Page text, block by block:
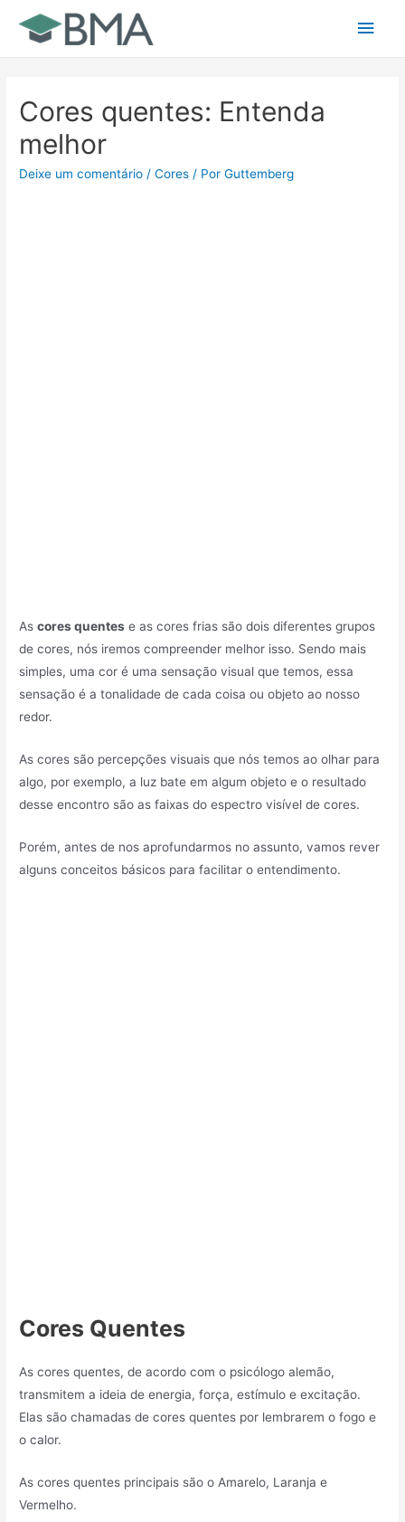
Cores quentes: Entenda
melhor
Deixe um comentário /Cores / PorGuttemberg
Ascores quentes e as cores frias são dois diferentes grupos
de cores, nós iremos compreender melhor isso. Sendo mais
simples, uma cor é uma sensação visual que temos, essa
sensação é a tonalidade de cada coisa ou objeto ao nosso
redor.
As cores são percepções visuais que nós temos ao olhar para
algo, por exemplo, a luz bate em algum objeto e o resultado
desse encontro são as faixas do espectro visível de cores.
Porém, antes de nos aprofundarmos no assunto, vamos rever
alguns conceitos básicos para facilitar o entendimento.
Cores Quentes
As cores quentes, de acordo com o psicólogo alemão,
transmitem a ideia de energia, força, estímulo e excitação.
Elas são chamadas de cores quentes por lembrarem o fogo e
o calor.
As cores quentes principais são o Amarelo, Laranja e
Vermelho.